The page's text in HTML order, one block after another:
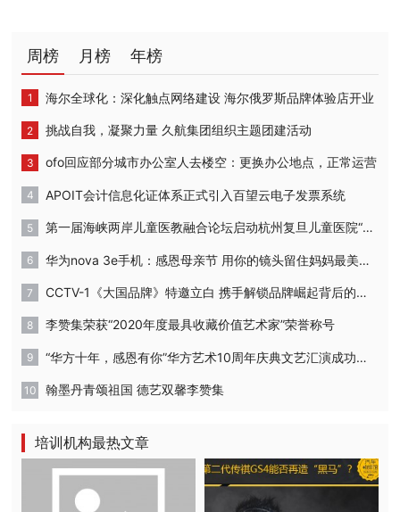
周榜 月榜 年榜
海尔全球化：深化触点网络建设 海尔俄罗斯品牌体验店开业
挑战自我，凝聚力量 久航集团组织主题团建活动
ofo回应部分城市办公室人去楼空：更换办公地点，正常运营
APOIT会计信息化证体系正式引入百望云电子发票系统
第一届海峡两岸儿童医教融合论坛启动杭州复旦儿童医院“复星”计划
华为nova 3e手机：感恩母亲节 用你的镜头留住妈妈最美的时刻
CCTV-1《大国品牌》特邀立白 携手解锁品牌崛起背后的密码
李赞集荣获“2020年度最具收藏价值艺术家”荣誉称号
“华方十年，感恩有你”华方艺术10周年庆典文艺汇演成功举办
翰墨丹青颂祖国 德艺双馨李赞集
培训机构最热文章